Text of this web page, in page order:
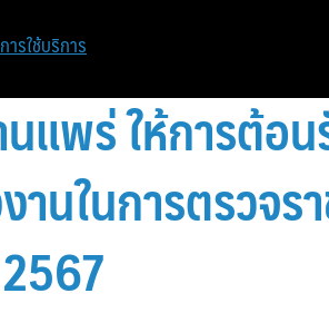
พร่ ให้การต้อ
นในการตรวจร
ารใช้บริการ